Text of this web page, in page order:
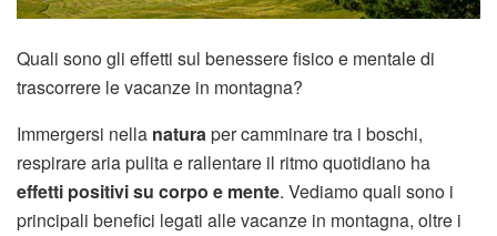
Quali sono gli effetti sul benessere fisico e mentale di
trascorrere le vacanze in montagna?
Immergersi nella natura per camminare tra i boschi,
respirare aria pulita e rallentare il ritmo quotidiano ha
effetti positivi su corpo e mente. Vediamo quali sono i
principali benefici legati alle vacanze in montagna, oltre i